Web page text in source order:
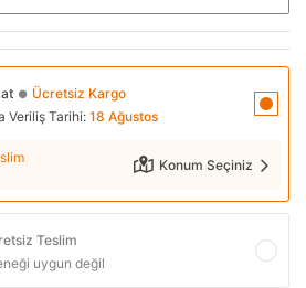
● Ücretsiz Kargo
Veriliş Tarihi:18 Ağustos
Konum Seçiniz
Teslim
uygun değil